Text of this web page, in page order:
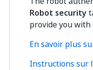
Robot security
provide you
En savoir plus
Instructions sur